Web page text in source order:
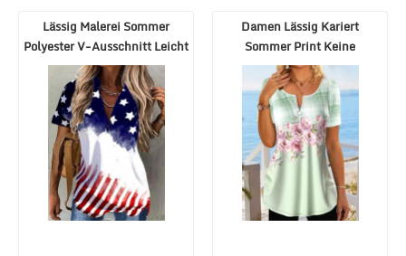
Lässig Malerei Sommer
Polyester V-Ausschnitt Leicht
Keine Elasti ...
Damen Lässig Kariert
Sommer Print Keine
Elastizität Weit Jersey ...